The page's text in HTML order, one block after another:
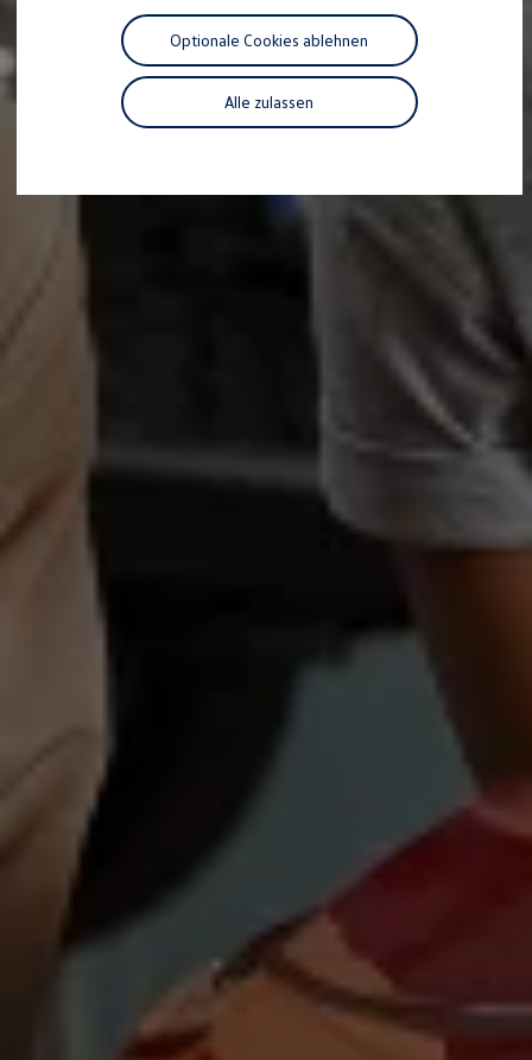
Motorenöl und Flüssigkeiten
Räder und Reifen
Pannen- und Unfallhilfe
Economy Service
Volkswagen Teile
Zubehör
Entertainment und Elektronik
Updates für Software, Karten und Radio
Volkswagen Kundenbetreuung
Assistenzsysteme
Digitale Betriebsanleitung
Alle zulassen
Optionale Cookies ablehnen